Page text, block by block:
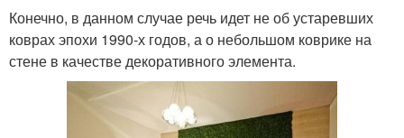
Конечно, в данном случае речь идет не об устаревших
коврах эпохи 1990-х годов, а о небольшом коврике на
стене в качестве декоративного элемента.